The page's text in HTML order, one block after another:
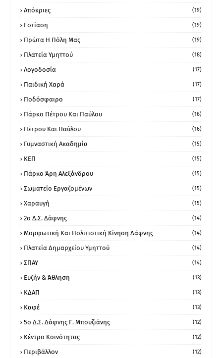
Απόκριες (19)
Εστίαση (19)
Πρώτα Η Πόλη Μας (19)
Πλατεία Υμηττού (18)
Λογοδοσία (17)
Παιδική Χαρά (17)
Ποδόσφαιρο (17)
Πάρκο Πέτρου Και Παύλου (16)
Πέτρου Και Παύλου (16)
Γυμναστική Ακαδημία (15)
ΚΕΠ (15)
Πάρκο Άρη Αλεξάνδρου (15)
Σωματείο Εργαζομένων (15)
Χαραυγή (15)
2ο Δ.Σ. Δάφνης (14)
Μορφωτική Και Πολιτιστική Κίνηση Δάφνης (14)
Πλατεία Δημαρχείου Υμηττού (14)
ΣΠΑΥ (14)
Ευζήν & Άθληση (13)
ΚΔΑΠ (13)
Καφέ (13)
5ο Δ.Σ. Δάφνης Γ. Μπουζιάνης (12)
Κέντρο Κοινότητας (12)
Περιβάλλον (12)